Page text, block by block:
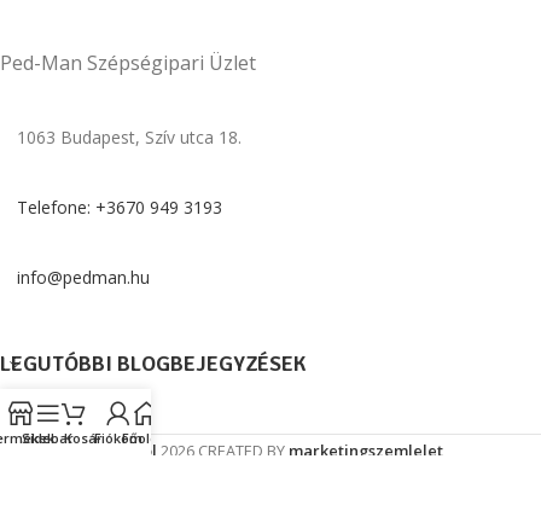
Ped-Man Szépségipari Üzlet
1063 Budapest, Szív utca 18.
Telefone: +3670 949 3193
info@pedman.hu
LEGUTÓBBI BLOGBEJEGYZÉSEK
INFORMÁCIÓK
Gehwol 2026 CREATED BY marketingszemlelet
SidebarKosárFiókomFőoldal